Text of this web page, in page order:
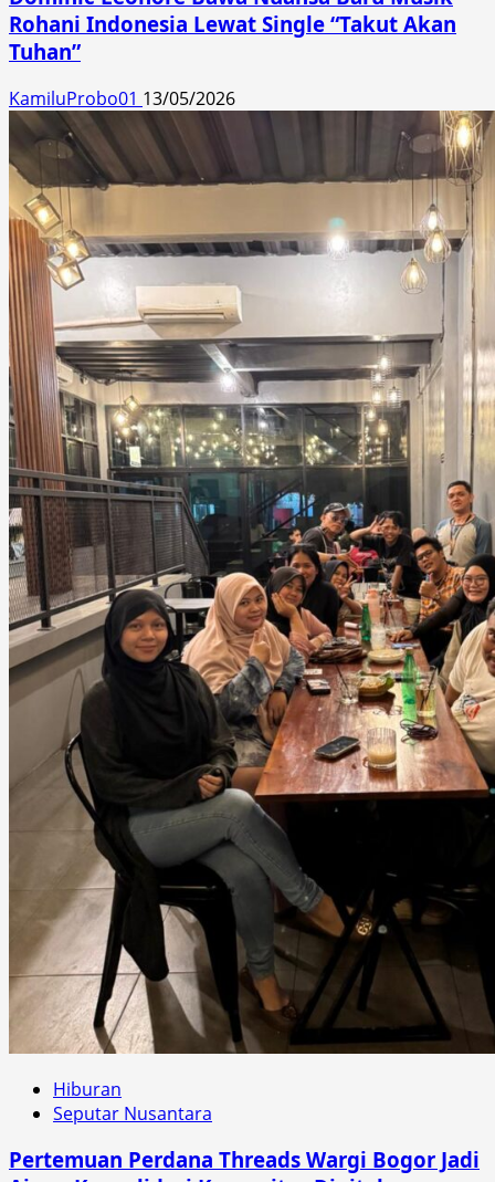
Rohani Indonesia Lewat Single “Takut Akan
Tuhan”
KamiluProbo01 13/05/2026
Hiburan
Seputar Nusantara
Pertemuan Perdana Threads Wargi Bogor Jadi